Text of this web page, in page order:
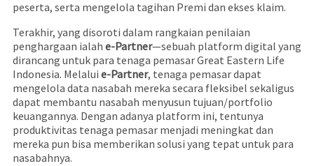
peserta, serta mengelola tagihan Premi dan ekses klaim.
Terakhir, yang disoroti dalam rangkaian penilaian
penghargaan ialah e-Partner—sebuah platform digital yang
dirancang untuk para tenaga pemasar Great Eastern Life
Indonesia. Melalui e-Partner, tenaga pemasar dapat
mengelola data nasabah mereka secara fleksibel sekaligus
dapat membantu nasabah menyusun tujuan/portfolio
keuangannya. Dengan adanya platform ini, tentunya
produktivitas tenaga pemasar menjadi meningkat dan
mereka pun bisa memberikan solusi yang tepat untuk para
nasabahnya.